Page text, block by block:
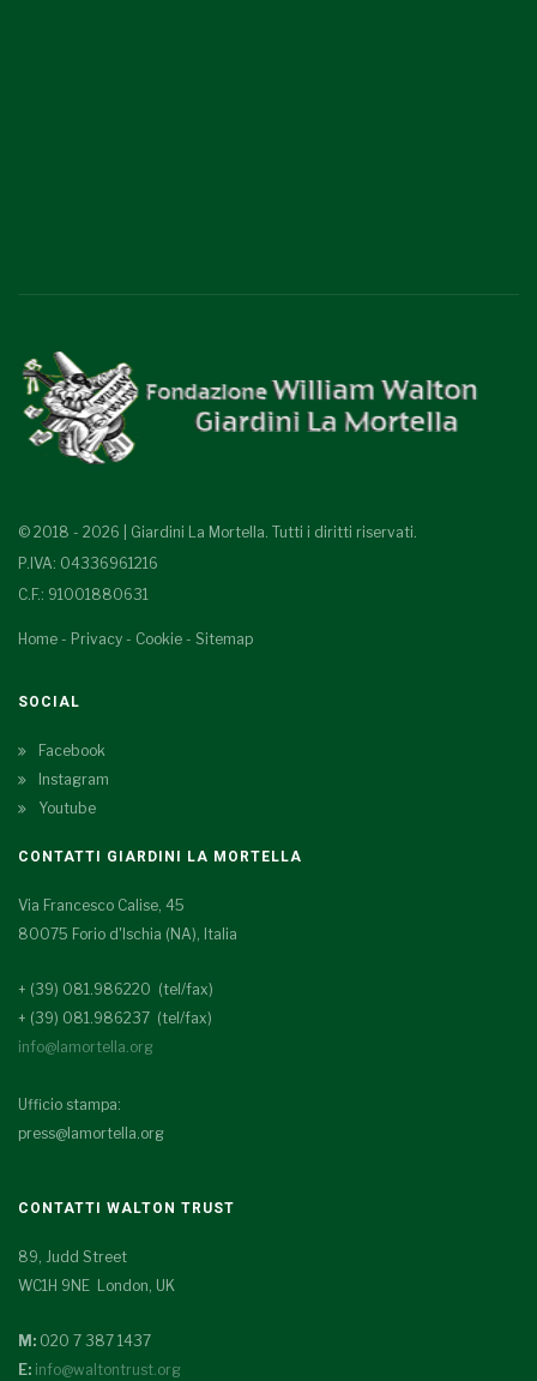
© 2018 - 2026 | Giardini La Mortella. Tutti i diritti riservati.
P.IVA: 04336961216
C.F.: 91001880631
Home - Privacy - Cookie - Sitemap
SOCIAL
Facebook
Instagram
Youtube
CONTATTI GIARDINI LA MORTELLA
Via Francesco Calise, 45
80075 Forio d'Ischia (NA), Italia
+ (39) 081.986220 (tel/fax)
+ (39) 081.986237 (tel/fax)
info@lamortella.org
Ufficio stampa:
press@lamortella.org
CONTATTI WALTON TRUST
89, Judd Street
WC1H 9NE London, UK
M: 020 7 387 1437
E: info@waltontrust.org